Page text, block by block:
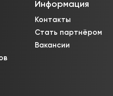
Информация
Контакты
Стать партнёром
Вакансии